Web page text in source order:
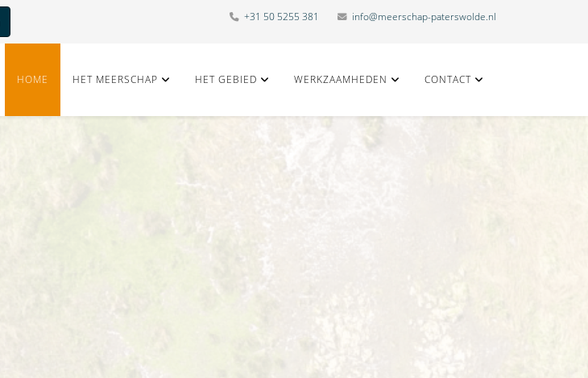
+31 50 5255 381 info@meerschap-paterswolde.nl
HOME HET MEERSCHAP HET GEBIED WERKZAAMHEDEN CONTACT